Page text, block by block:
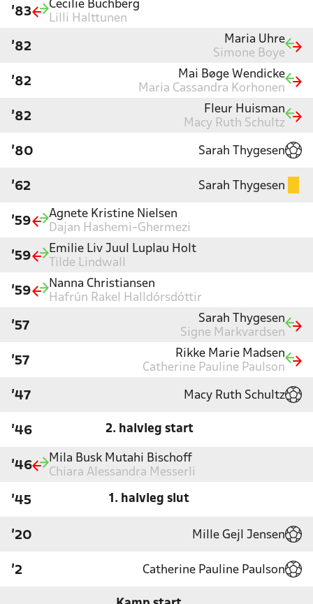
'83
Cecilie Buchberg
Lilli Halttunen
'82
Maria Uhre
Simone Boye
'82
Mai Bøge Wendicke
Maria Cassandra Korhonen
'82
Fleur Huisman
Macy Ruth Schultz
'80 Sarah Thygesen
'62 Sarah Thygesen
'59
Agnete Kristine Nielsen
Dajan Hashemi-Ghermezi
'59
Emilie Liv Juul Luplau Holt
Tilde Lindwall
'59
Nanna Christiansen
Hafrún Rakel Halldórsdóttir
'57
Sarah Thygesen
Signe Markvardsen
'57
Rikke Marie Madsen
Catherine Pauline Paulson
'47 Macy Ruth Schultz
'46 2. halvleg start
'46
Mila Busk Mutahi Bischoff
Chiara Alessandra Messerli
'45 1. halvleg slut
'20 Mille Gejl Jensen
'2 Catherine Pauline Paulson